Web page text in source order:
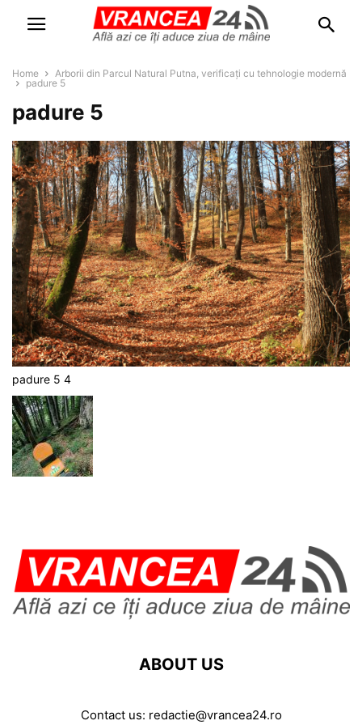
Home
Arborii din Parcul Natural Putna, verificați cu tehnologie modernă
padure 5
padure 5
padure 5 4
ABOUT US
Contact us: redactie@vrancea24.ro